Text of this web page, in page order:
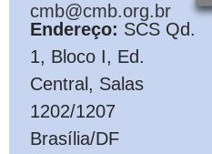
cmb@cmb.org.br
Endereço: SCS Qd.
1, Bloco I, Ed.
Central, Salas
1202/1207
Brasília/DF